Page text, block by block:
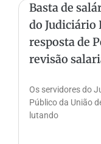
Basta de
do Judiciário
resposta de
revisão
Os servidores do
Público da União
lutando